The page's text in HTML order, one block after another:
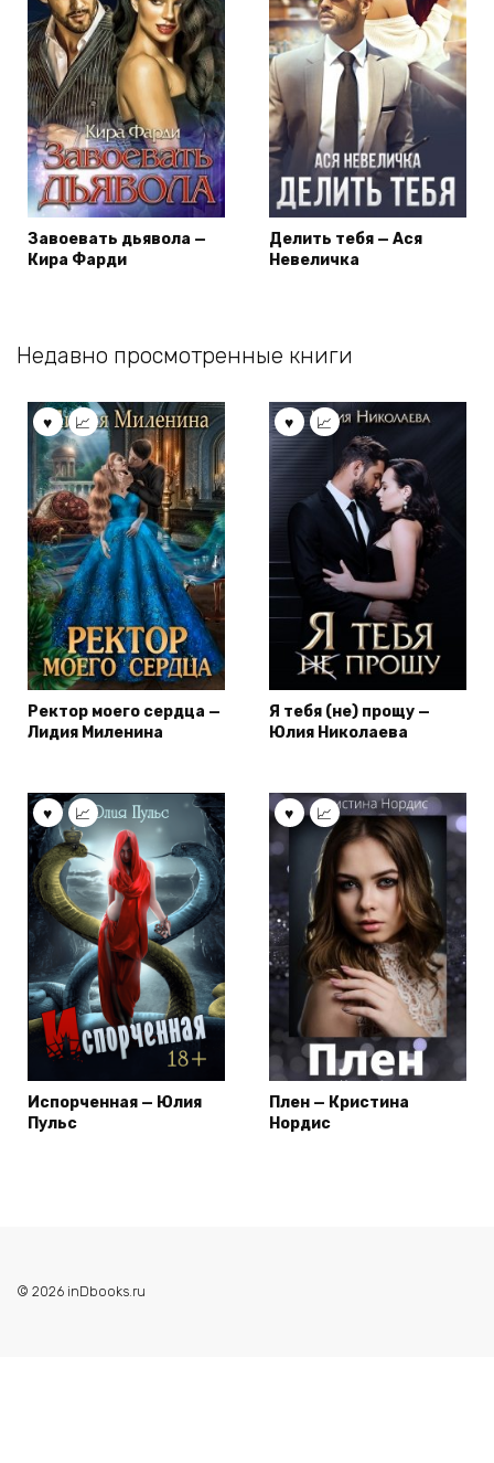
Завоевать дьявола —
Кира Фарди
Делить тебя — Ася
Невеличка
Недавно просмотренные книги
Ректор моего сердца —
Лидия Миленина
Я тебя (не) прощу —
Юлия Николаева
Испорченная — Юлия
Пульс
Плен — Кристина
Нордис
© 2026 inDbooks.ru